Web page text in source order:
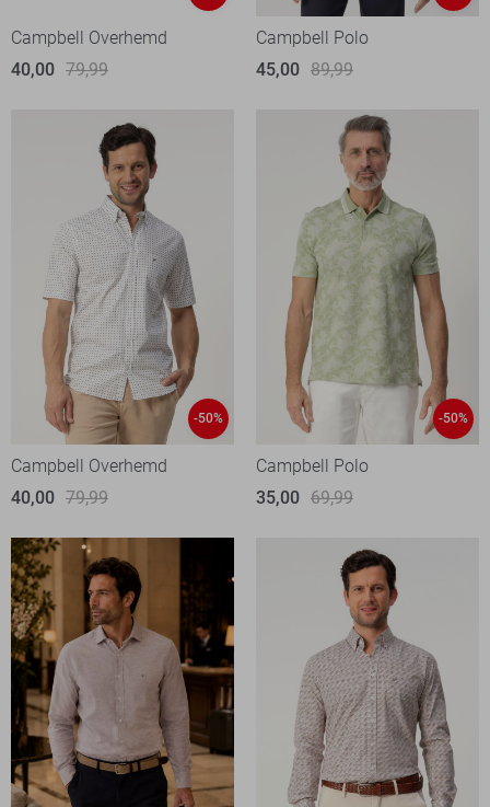
Campbell Overhemd
40,00 79,99
Campbell Polo
45,00 89,99
-50%
Campbell Overhemd
40,00 79,99
-50%
Campbell Polo
35,00 69,99